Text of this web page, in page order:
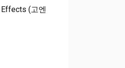
(고엔